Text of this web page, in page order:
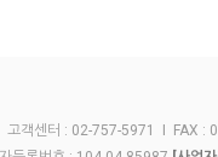
고객센터 : 02-757-5971 I FAX :